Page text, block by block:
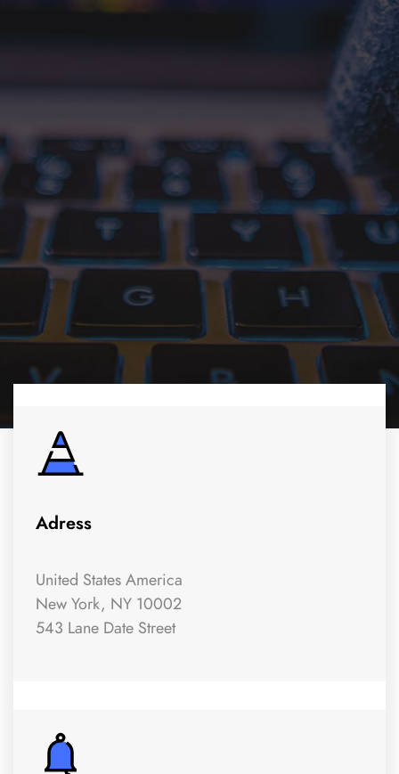
Adress
United States America
New York, NY 10002
543 Lane Date Street